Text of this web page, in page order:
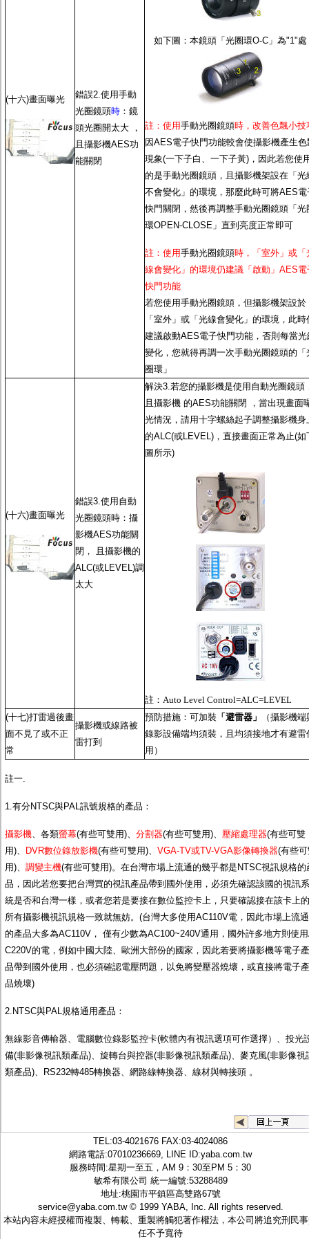
(十六)畫面曝光 錯誤2.使用手動
光圈鏡頭時 ：鏡
頭光圈開太大 ，
且攝影機AES功
能關閉
如下圖：本鏡頭「光圈環O-C」為"1"處
註：使用手動光圈鏡頭時，改善色飄小技
因AES電子快門功能較會使攝影機產生色
現象(一下子白、一下子黃)，因此若您使
的是手動光圈鏡頭 ，且攝影機架設在「光
不會變化」的環境，那麼此時可將AES電
快門 關閉，然後再調整手動光圈鏡頭 「
環OPEN-CLOSE」直到亮度正常即可
註：使用手動光圈鏡頭時，「室外」或「
線會變化」的環境仍建議「啟動」 AES電
快門功能
若您使用手動光圈鏡頭 ，但攝影機架設於
「室外」或「光線會變化」的環境，此時
建議啟動AES電子快門功能 ，否則每當
變化，您就得再調一次手動光圈鏡頭的「
圈環」
(十六)畫面曝光
錯誤3.使用 自動
光圈鏡頭時：攝
影機AES功能關
閉， 且攝影機的
ALC(或LEVEL)調
太大
解決3.若您的攝影機是使用 自動光圈鏡頭
且攝影機 的AES功能關閉 ，當出現畫面
光情況，請用十字螺絲起子調整攝影機身
的ALC(或LEVEL)，直接畫面正常為止(如
圖所示)
註： Auto Level Control=ALC=LEVEL
(十七)打雷過後畫
面不見了或不正
常
攝影機或線路被
雷打到
預防措施：可加裝 「避雷器」
（攝影機端
錄影設備端均須裝，且均須接地才有避雷
用）
註一.
1.有分NTSC與PAL訊號規格的產品：
攝影機 、各類螢幕(有些可雙用)、 分割器(有些可雙用)、 壓縮處理器(有些可雙
用)、
DVR數位錄放影機(有些可雙用)、 VGA-TV或TV-VGA影像轉換器(有些
用)、 調變主機(有些可雙用)。在台灣市場上流通的幾乎都是NTSC視訊規格的
品，因此若您要把台灣買的視訊產品帶到國外使用，必須先確認該國的視訊系
統是否和台灣一樣，或者您若是要接在數位監控卡上，只要確認接在該卡上的
所有攝影機視訊規格一致就無妨。(台灣大多使用AC110V電，因此市場上流通
的產品大多為AC110V， 僅有少數為AC100~240V通用，國外許多地方則使
C220V的電，例如中國大陸、歐洲大部份的國家，因此若要將攝影機等電子產
品帶到國外使用，也必須確認電壓問題，以免將變壓器燒壞，或直接將電子產
品燒壞)
2.NTSC與PAL規格通用產品：
無線影音傳輸器、電腦數位錄影監控卡(軟體內有視訊選項可作選擇）、投光
備(非影像視訊類產品)、旋轉台與控器(非影像視訊類產品)、麥克風(非影像視
類產品)、RS232轉485轉換器、網路線轉換器、線材與轉接頭 。
TEL:03-4021676 FAX:03-4024086
網路電話:07010236669, LINE ID:yaba.com.tw
服務時間:星期一至五，AM 9：30至PM 5：30
敏希有限公司 統一編號:53288489
地址:桃園市平鎮區高雙路67號
service@yaba.com.tw© 1999 YABA, Inc. All rights reserved.
本站內容未經授權而複製、轉載、重製將觸犯著作權法，本公司將追究刑民
任不予寬待